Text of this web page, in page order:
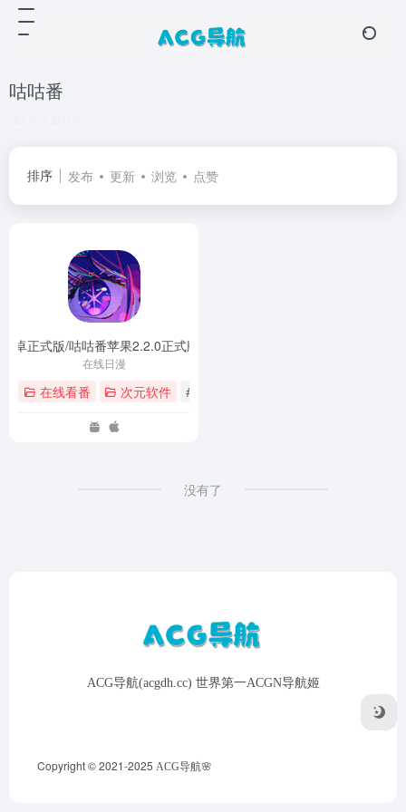
咕咕番
排序 发布 更新 浏览 点赞
卓正式版/咕咕番苹果2.2.0正式版
在线日漫
在线看番 次元软件 # 咕咕番
没有了
ACG导航(acgdh.cc) 世界第一ACGN导航姬
Copyright © 2021-2025 ACG导航🌸